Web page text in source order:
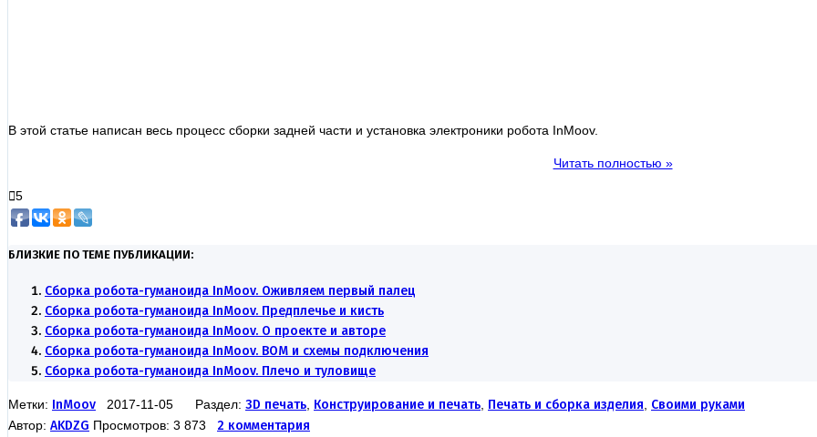
В этой статье написан весь процесс сборки задней части и установка электроники робота InMoov.
Читать полностью »
5
БЛИЗКИЕ ПО ТЕМЕ ПУБЛИКАЦИИ:
Сборка робота-гуманоида InMoov. Оживляем первый палец
Сборка робота-гуманоида InMoov. Предплечье и кисть
Сборка робота-гуманоида InMoov. О проекте и авторе
Сборка робота-гуманоида InMoov. BOM и схемы подключения
Сборка робота-гуманоида InMoov. Плечо и туловище
Метки: InMoov 2017-11-05 Раздел: 3D печать Конструирование и печать Печать и сборка изделия Своими руками
Автор: AKDZG Просмотров: 3 873 2 комментария